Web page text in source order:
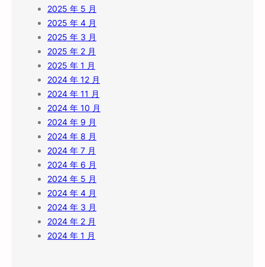
2025 年 5 月
2025 年 4 月
2025 年 3 月
2025 年 2 月
2025 年 1 月
2024 年 12 月
2024 年 11 月
2024 年 10 月
2024 年 9 月
2024 年 8 月
2024 年 7 月
2024 年 6 月
2024 年 5 月
2024 年 4 月
2024 年 3 月
2024 年 2 月
2024 年 1 月